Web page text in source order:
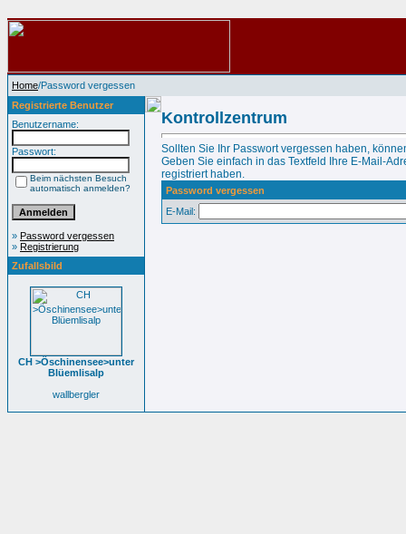
Home/Password vergessen
Registrierte Benutzer
Benutzername:
Passwort:
Beim nächsten Besuch
automatisch anmelden?
» Password vergessen
» Registrierung
Zufallsbild
CH >Öschinensee>unter
Blüemlisalp
wallbergler
Kontrollzentrum
Sollten Sie Ihr Passwort vergessen haben,
Geben Sie einfach in das Textfeld Ihre E-Mail-
registriert haben.
Password vergessen
E-Mail: